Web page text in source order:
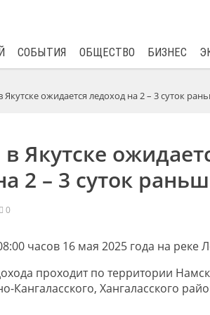
СОБЫТИЯ ОБЩЕСТВО БИЗНЕС
Якутске ожидается ледоход на 2 – 3 суток
Якутске
2 – 3 суток
0
часов 16 мая 2025 года на реке
проходит по территории
Кангаласского, Хангаласского